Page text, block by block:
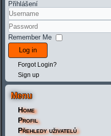
Přihlášení
Remember Me
Log in
Forgot Login?
Sign up
Menu
Home
Profil
Přehledy uživatelů